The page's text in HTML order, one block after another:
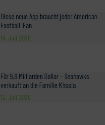
Diese neue App braucht jeder American-
Football-Fan
16. Juli 2026
Für 9,6 Milliarden Dollar – Seahawks
verkauft an die Familie Khosla
12. Juli 2026